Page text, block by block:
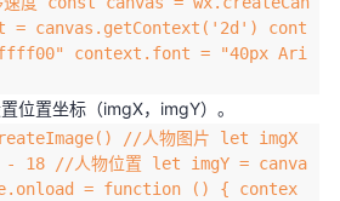
= canvas.getContext('2d') cont
context.font = "40px Ari
位置坐标（imgX，imgY）。
//人物图片 let imgX
18 //人物位置 let imgY = canva
= function () { contex